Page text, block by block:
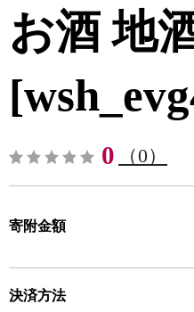
お酒 地
0 （0）
寄附金額
決済方法